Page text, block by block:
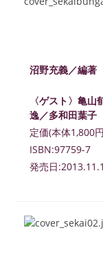
沼野充義／編著
〈ゲスト〉亀
逸／多和田葉子
定価(本体1,800
ISBN:97759-7
発売日